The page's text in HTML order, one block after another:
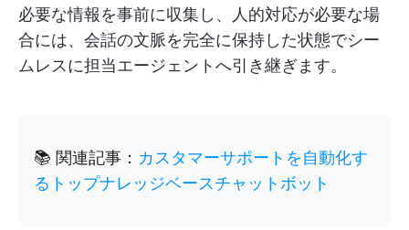
必要な情報を事前に収集し、人的対応が必要な場
合には、会話の文脈を完全に保持した状態でシー
ムレスに担当エージェントへ引き継ぎます。
📚 関連記事： カスタマーサポートを自動化す
るトップナレッジベースチャットボット